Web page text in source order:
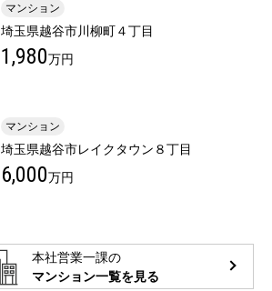
マンション
埼玉県越谷市川柳町４丁目
1,980万円
マンション
埼玉県越谷市レイクタウン８丁目
6,000万円
本社営業一課の
マンション一覧を見る